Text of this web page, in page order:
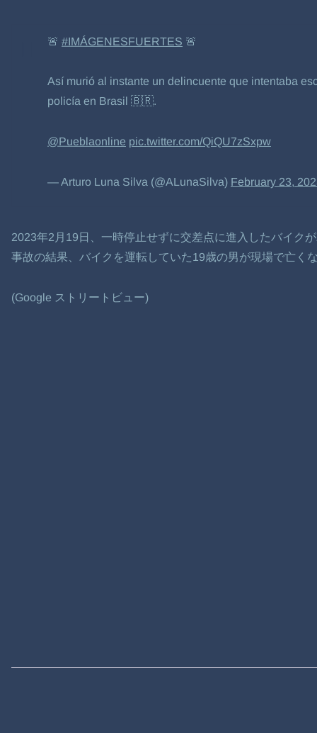
🚨#IMÁGENESFUERTES 🚨
Así murió al instante un delincuente que intentaba
policía en Brasil 🇧🇷.
@Pueblaonline pic.twitter.com/QiQU7zSxpw
— Arturo Luna Silva (@ALunaSilva) February 23,
2023年2月19日、一時停止せずに交差点に進入したバイク
事故の結果、バイクを運転していた19歳の男が現場で亡く
(Google ストリートビュー)